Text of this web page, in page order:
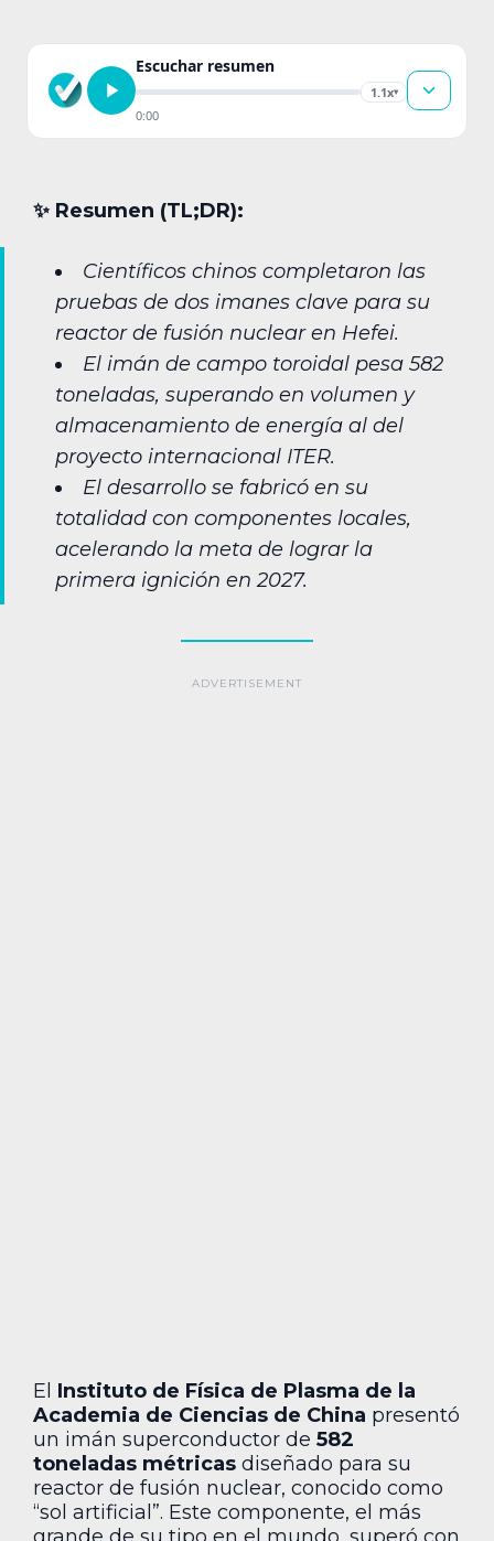
Escuchar resumen
1.1x▾
0:00
✨︎ Resumen (TL;DR):
Científicos chinos completaron las
pruebas de dos imanes clave para su
reactor de fusión nuclear en Hefei.
El imán de campo toroidal pesa 582
toneladas, superando en volumen y
almacenamiento de energía al del
proyecto internacional ITER.
El desarrollo se fabricó en su
totalidad con componentes locales,
acelerando la meta de lograr la
primera ignición en 2027.
El Instituto de Física de Plasma de la
Academia de Ciencias de China presentó
un imán superconductor de 582
toneladas métricas diseñado para su
reactor de fusión nuclear, conocido como
“sol artificial”. Este componente, el más